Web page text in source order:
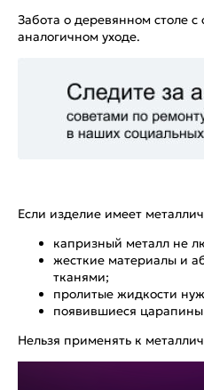
Забота о деревянном столе
аналогичном уходе.
Если изделие имеет
капризный металл не
жесткие материалы и
тканями;
пролитые жидкости
появившиеся
Нельзя применять к